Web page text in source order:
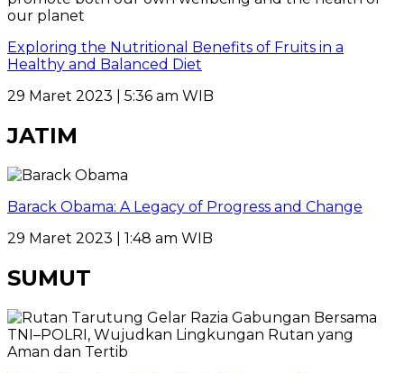
Exploring the Nutritional Benefits of Fruits in a
Healthy and Balanced Diet
29 Maret 2023 | 5:36 am WIB
JATIM
Barack Obama: A Legacy of Progress and Change
29 Maret 2023 | 1:48 am WIB
SUMUT